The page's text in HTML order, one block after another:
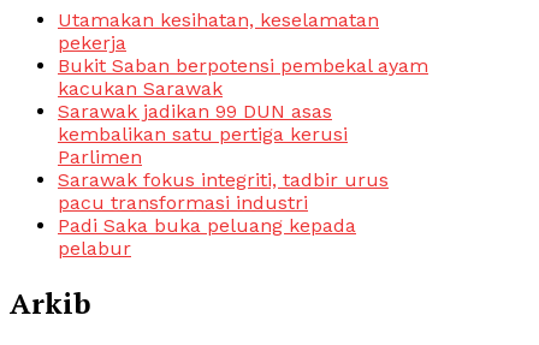
Utamakan kesihatan, keselamatan
pekerja
Bukit Saban berpotensi pembekal ayam
kacukan Sarawak
Sarawak jadikan 99 DUN asas
kembalikan satu pertiga kerusi
Parlimen
Sarawak fokus integriti, tadbir urus
pacu transformasi industri
Padi Saka buka peluang kepada
pelabur
Arkib